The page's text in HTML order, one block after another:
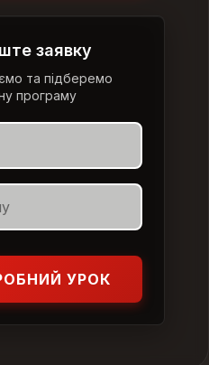
заявку
та підберемо
програму
УРОК